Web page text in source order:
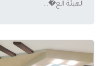
الهيئة الع�...